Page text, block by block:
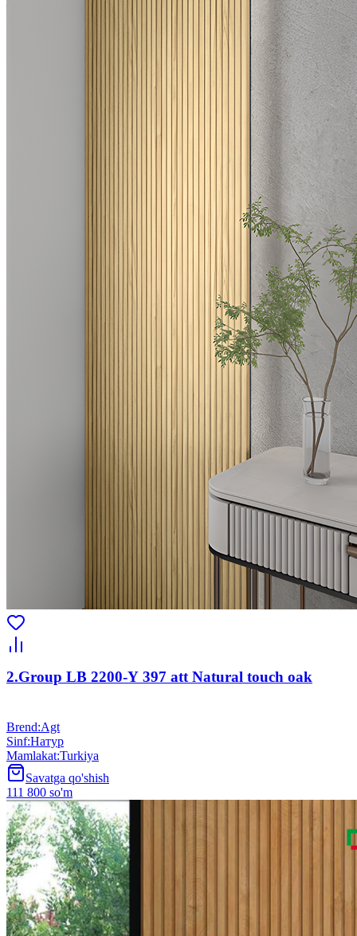
2.Group LB 2200-Y 397 att Natural touch oak
Brend:Agt
Sinf:Натур
Mamlakat:Turkiya
Savatga qo'shish
111 800 so'm